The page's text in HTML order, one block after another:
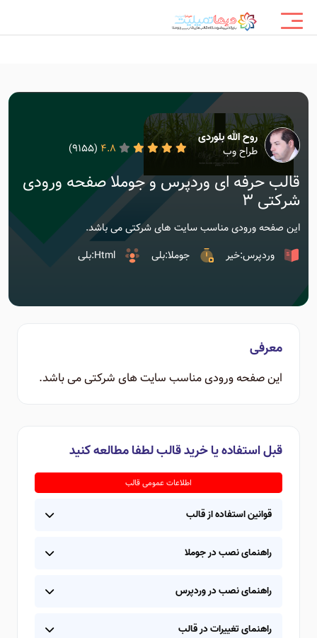
روح الله بلوردی
طراح وب
4.8
(9155)
قالب حرفه ای وردپرس و جوملا صفحه ورودی
شرکتی ۳
این صفحه ورودی مناسب سایت های شرکتی می باشد.
وردپرس:خیر
جوملا:بلی Html:بلی
معرفی
این صفحه ورودی مناسب سایت های شرکتی می باشد.
قبل استفاده یا خرید قالب لطفا مطالعه کنید
اطلاعات عمومی قالب
قوانین استفاده از قالب
راهنمای نصب در جوملا
راهنمای نصب در وردپرس
راهنمای تغییرات در قالب